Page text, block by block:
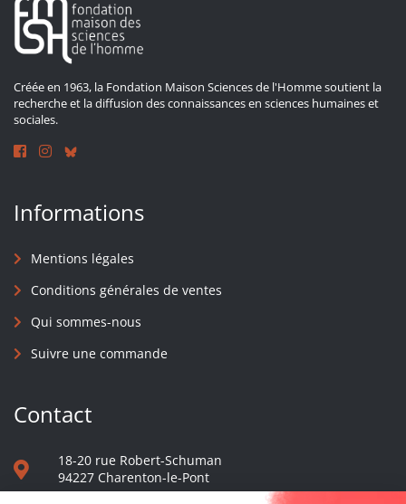
Créée en 1963, la Fondation Maison Sciences de l'Homme soutient la
recherche et la diffusion des connaissances en sciences humaines et
sociales.
Informations
Mentions légales
Conditions générales de ventes
Qui sommes-nous
Suivre une commande
Contact
18-20 rue Robert-Schuman
94227 Charenton-le-Pont